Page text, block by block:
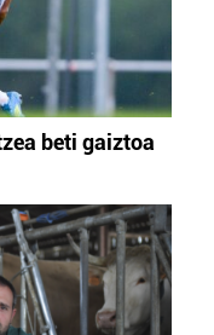
beti gaiztoa